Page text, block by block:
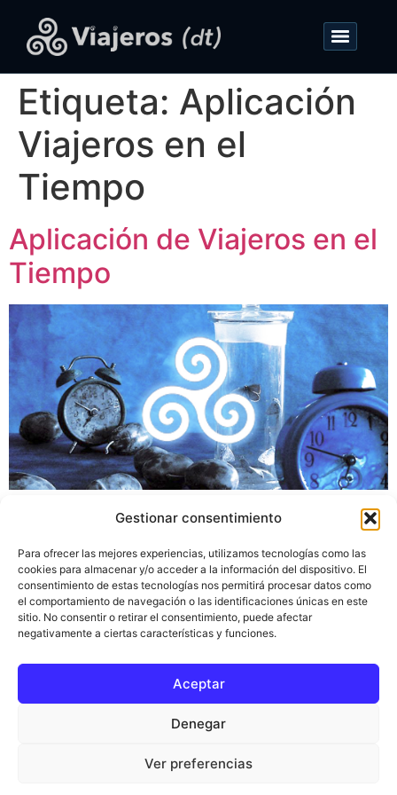
Gestionar consentimiento
Para ofrecer las mejores experiencias, utilizamos tecnologías como las
cookies para almacenar y/o acceder a la información del dispositivo. El
consentimiento de estas tecnologías nos permitirá procesar datos como
el comportamiento de navegación o las identificaciones únicas en este
sitio. No consentir o retirar el consentimiento, puede afectar
negativamente a ciertas características y funciones.
Aceptar
Denegar
Ver preferencias
Etiqueta: Aplicación
Viajeros en el
Tiempo
Aplicación de Viajeros en el
Tiempo
Así es viajeros, lanzamos nuestra propia aplicación para
móviles y tablets: «Viajeros en el tiempo 1.0«. Y es que
esperamos que esta aventura continúe creciendo,
ganando amigos, aprendiendo y compartiendo. ¿Que
encontraréis en la aplicación de viajeros en el tiempo?
Pues un feed a nuestra sección de artículos, de tal
forma que se os notificará […]
Ciencia del tiempo
Política de privacidad
Contacto